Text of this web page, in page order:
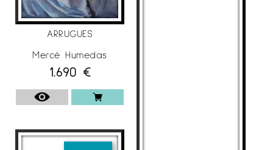
tota la seva gamma de grisos- buscant crear
atmosferes, sentiments i emocions que retenen
instants que desprenen una certa poesia.
Els seus quadres sovint parlen de l’oblit, de la
lleugeresa de les hores, de la realitat que es
dilueix en el temps. Així, representa espais en
els que se sent el silenci, on es veu la pols
són reiteratius els llibres ignorats i sense ús,
ARRUGUES
Mercè Humedas
1.690 €